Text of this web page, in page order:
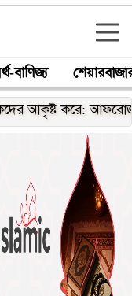
বাণিজ্য
করে: আফরোজা খানম